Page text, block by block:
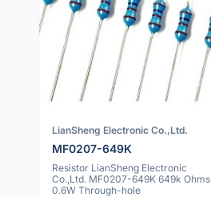
LianSheng Electronic Co.,Ltd.
MF0207-649K
Resistor LianSheng Electronic
Co.,Ltd. MF0207-649K 649k Ohms
0.6W Through-hole